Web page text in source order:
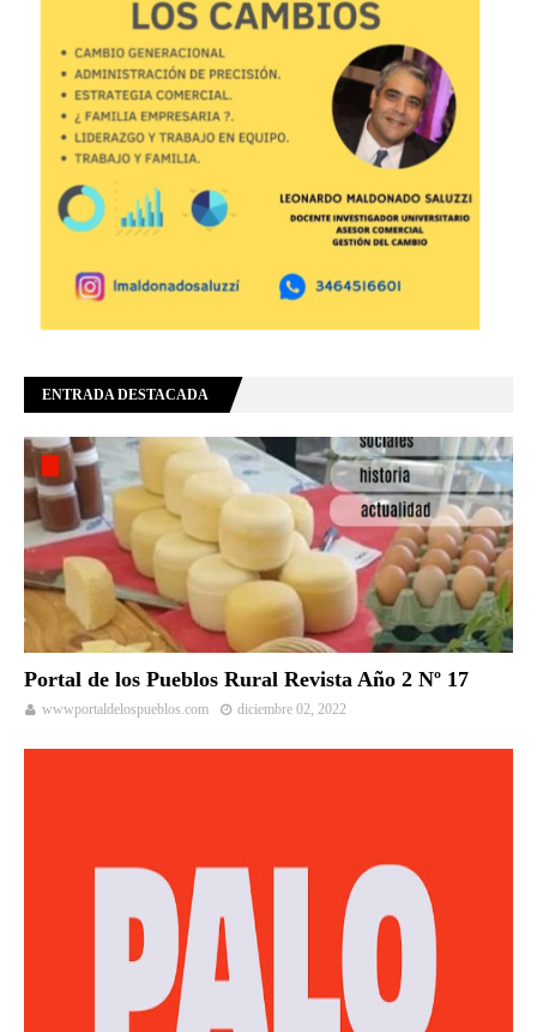
ENTRADA DESTACADA
Portal de los Pueblos Rural Revista Año 2 Nº 17
wwwportaldelospueblos.com diciembre 02, 2022